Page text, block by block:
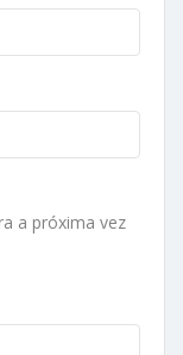
a próxima vez